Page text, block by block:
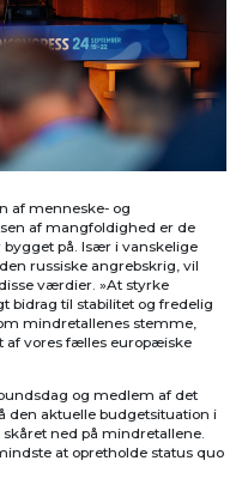
af menneske- og
af mangfoldighed er de
på. Især i vanskelige
russiske angrebskrig, vil
værdier. »At styrke
bidrag til stabilitet og fredelig
mindretallenes stemme,
af vores fælles europæiske
og medlem af det
den aktuelle budgetsituation i
ned på mindretallene.
at opretholde status quo